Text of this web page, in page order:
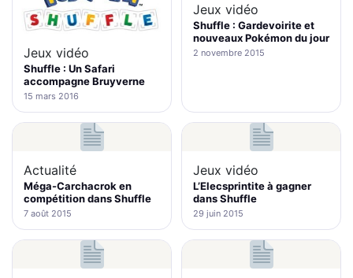
Jeux vidéo
Shuffle : Un Safari
accompagne Bruyverne
15 mars 2016
Jeux vidéo
Shuffle : Gardevoirite et
nouveaux Pokémon du jour
2 novembre 2015
Actualité
Méga-Carchacrok en
compétition dans Shuffle
7 août 2015
Jeux vidéo
L’Elecsprintite à gagner
dans Shuffle
29 juin 2015